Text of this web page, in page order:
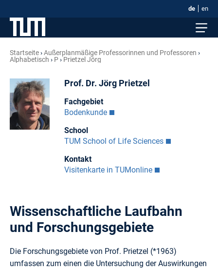
de en
Startseite
Außerplanmäßige Professorinnen und Professoren
Alphabetisch
P Prietzel Jörg
Prof. Dr. Jörg Prietzel
Fachgebiet
Bodenkunde
School
TUM School of Life Sciences
Kontakt
Visitenkarte in TUMonline
Wissenschaftliche Laufbahn
und Forschungsgebiete
Die Forschungsgebiete von Prof. Prietzel (*1963)
umfassen zum einen die Untersuchung der Auswirkungen